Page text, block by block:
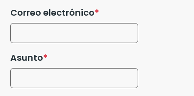
Correo electrónico
Asunto